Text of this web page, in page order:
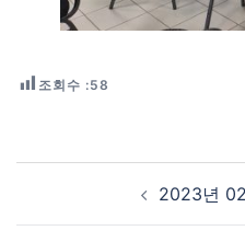
조회수 :58
Post navigation
2023년